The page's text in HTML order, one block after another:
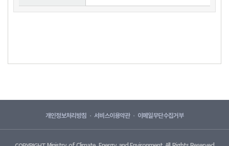
개인정보처리방침 서비스이용약관 이메일무단수집거부